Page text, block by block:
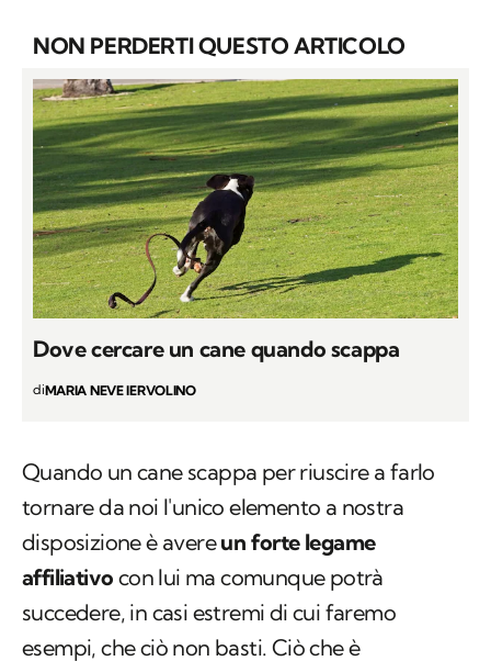
NON PERDERTI QUESTO ARTICOLO
Dove cercare un cane quando scappa
Quando un cane scappa per riuscire a farlo
tornare da noi l'unico elemento a nostra
disposizione è avereun forte legame
affiliativocon lui ma comunque potrà
succedere, in casi estremi di cui faremo